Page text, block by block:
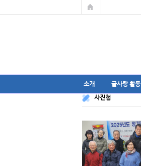
소개 글사랑 활동
사진첩